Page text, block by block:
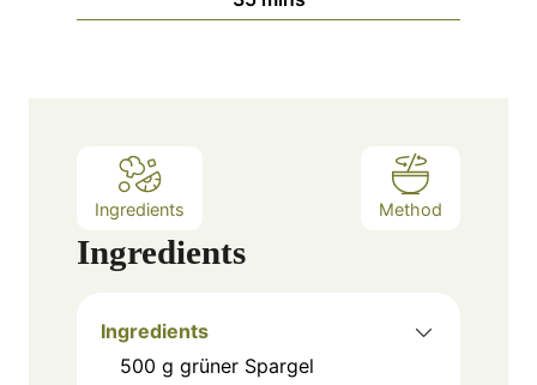
s
u
i
Ingredients Method
Ingredients
Ingredients
500 g grüner Spargel